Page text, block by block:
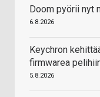
Doom pyörii nyt
6.8.2026
Keychron
firmwarea
5.8.2026